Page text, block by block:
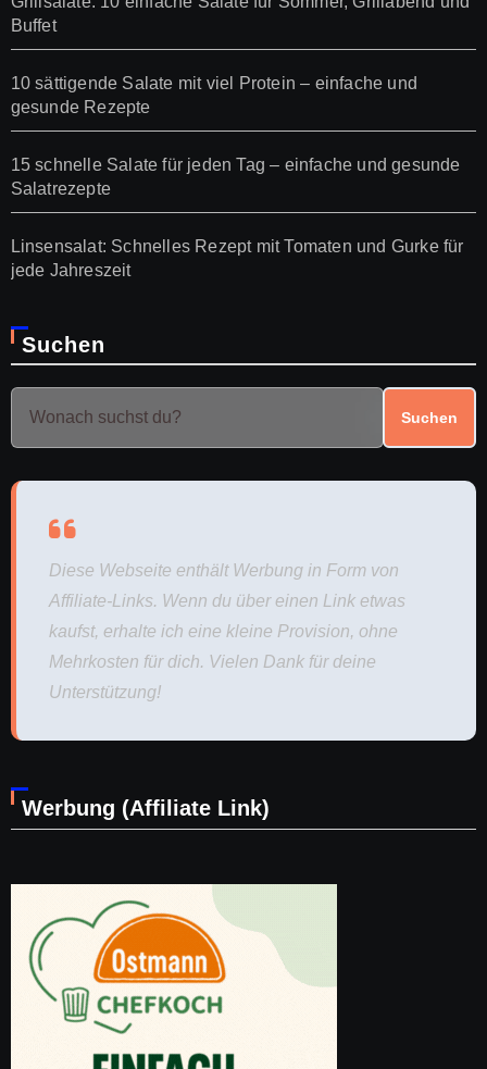
Buffet
10 sättigende Salate mit viel Protein – einfache und
gesunde Rezepte
15 schnelle Salate für jeden Tag – einfache und gesunde
Salatrezepte
Linsensalat: Schnelles Rezept mit Tomaten und Gurke für
jede Jahreszeit
Suchen
Suchen
Diese Webseite enthält Werbung in Form von
Affiliate-Links. Wenn du über einen Link etwas
kaufst, erhalte ich eine kleine Provision, ohne
Mehrkosten für dich. Vielen Dank für deine
Unterstützung!
Werbung (Affiliate Link)